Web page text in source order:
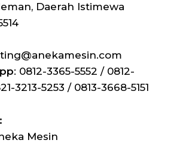
Daerah Istimewa
: 0812-3365-5552 / 0812-
3213-5253 / 0813-3668-5151
Mesin